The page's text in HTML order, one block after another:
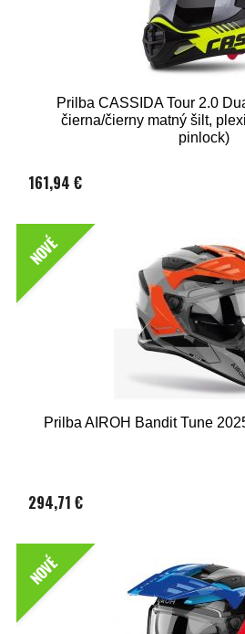
Prilba CASSIDA Tour 2.0
čierna/čierny matný šilt,
pinlock)
161,94 €
NOVÉ
Prilba AIROH Bandit Tune
294,71 €
NOVÉ